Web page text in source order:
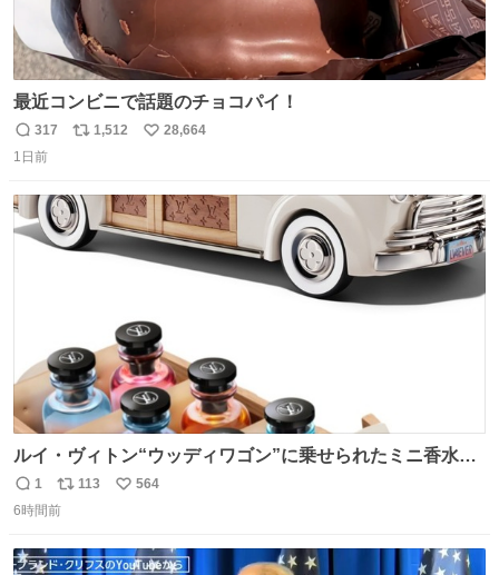
最近コンビニで話題のチョコパイ！
返
信
317
リ
ト
数
1,512
い
数
28,664
1日前
ルイ・ヴィトン“ウッディワゴン”に乗せられたミニ香水コ
フレ、グラデカラーのフレグランスケースも - fashion-
press.net/news/149472
返
信
1
リ
ポ
ト
113
い
数
564
6時間前